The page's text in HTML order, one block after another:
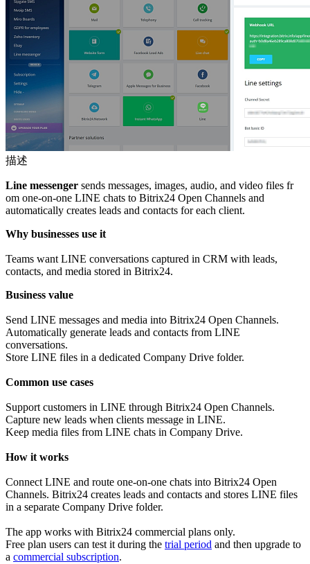
描述
Line messenger sends messages, images, audio, and video files fr
om one-on-one LINE chats to Bitrix24 Open Channels and
automatically creates leads and contacts for each client.
Why businesses use it
Teams want LINE conversations captured in CRM with leads,
contacts, and media stored in Bitrix24.
Business value
Send LINE messages and media into Bitrix24 Open Channels.
Automatically generate leads and contacts from LINE
conversations.
Store LINE files in a dedicated Company Drive folder.
Common use cases
Support customers in LINE through Bitrix24 Open Channels.
Capture new leads when clients message in LINE.
Keep media files from LINE chats in Company Drive.
How it works
Connect LINE and route one-on-one chats into Bitrix24 Open
Channels. Bitrix24 creates leads and contacts and stores LINE files
in a separate Company Drive folder.
The app works with Bitrix24 commercial plans only.
Free plan users can test it during the trial period and then upgrade to
a commercial subscription.